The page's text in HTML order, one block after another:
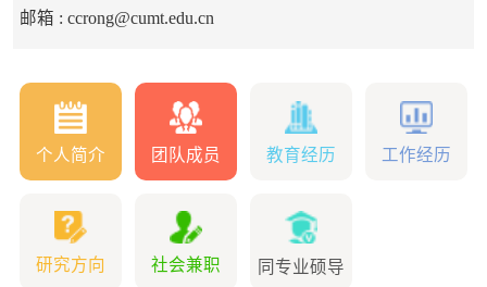
邮箱 : ccrong@cumt.edu.cn
个人简介 团队成员 教育经历 工作经历
研究方向 社会兼职 同专业硕导